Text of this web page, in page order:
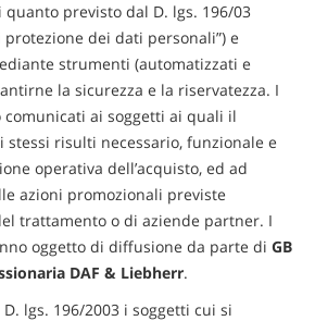
previsto dal D. lgs. 196/03
dei dati personali”) e
strumenti (automatizzati e
la sicurezza e la riservatezza. I
ai soggetti ai quali il
risulti necessario, funzionale e
operativa dell’acquisto, ed ad
azioni promozionali previste
trattamento o di aziende partner. I
oggetto di diffusione da parte di GB
DAF & Liebherr.
lgs. 196/2003 i soggetti cui si